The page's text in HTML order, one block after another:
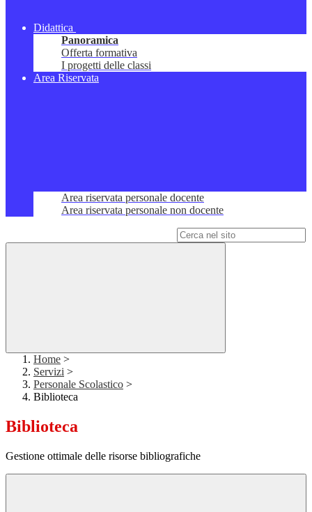
Didattica
Panoramica
Offerta formativa
I progetti delle classi
Area Riservata
Area riservata personale docente
Area riservata personale non docente
Home >
Servizi >
Personale Scolastico >
Biblioteca
Biblioteca
Gestione ottimale delle risorse bibliografiche